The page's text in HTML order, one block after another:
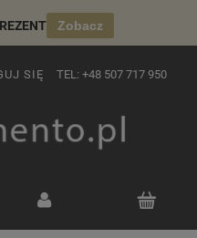
Zobacz
SIĘ TEL: +48 507 717 950